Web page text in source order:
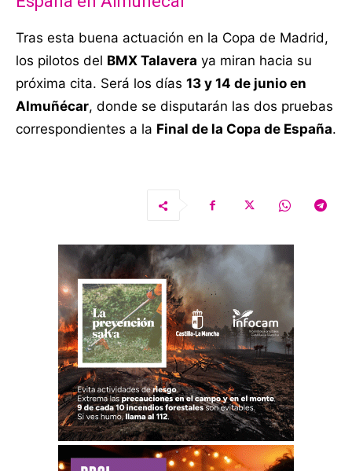
Tras esta buena actuación en la Copa de Madrid,
los pilotos del BMX Talavera ya miran hacia su
próxima cita. Será los días 13 y 14 de junio en
Almuñécar, donde se disputarán las dos pruebas
correspondientes a la Final de la Copa de España.